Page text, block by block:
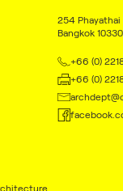
254 Phayathai
Bangkok 10330
+66 (0)
+66 (0)